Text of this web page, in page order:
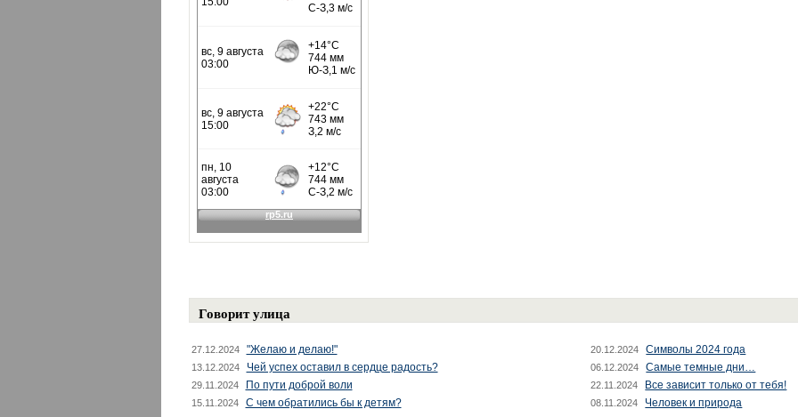
Говорит улица
27.12.2024 "Желаю и делаю!" 20.12.2024 Символы 2024 года
13.12.2024 Чей успех оставил в сердце радость? 06.12.2024 Самые темные дни…
29.11.2024 По пути доброй воли 22.11.2024 Все зависит только от тебя!
15.11.2024 С чем обратились бы к детям? 08.11.2024 Человек и природа